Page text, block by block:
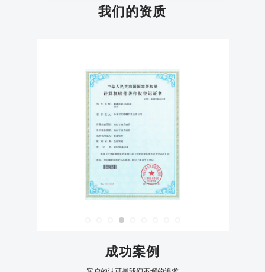
我们的资质
成功案例